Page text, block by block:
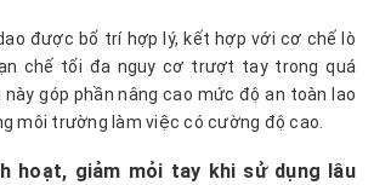
được bố trí hợp lý, kết hợp với cơ chế lò
chế tối đa nguy cơ trượt tay trong quá
góp phần nâng cao mức độ an toàn lao
môi trường làm việc có cường độ cao.
hoạt, giảm mỏi tay khi sử dụng lâu